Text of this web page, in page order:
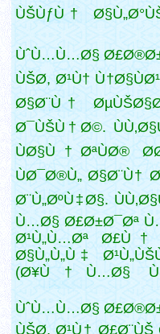
ÙŠÙƒÙ†
ÙˆÙ…Ù…Ø§
ÙŠØ­, Ø¹Ù†
Ø§Ø¨Ù†
Ø¯ÙŠÙ†Ø©.
ÙØ§Ù†ØªÙØ®
ÙØ¯Ø®Ù„ Ø§Ø¨Ù†
Ø¨Ù„ØºÙ‡Ø§.
Ù…Ø§ Ø£Ø±Ø¯Øª
Ø¹Ù„Ù…Øª Ø£Ù†
Ø§Ù„Ù„Ù‡
(Ø¥Ù†Ù…Ø§
ÙˆÙ…Ù…Ø§
ÙŠØ­, Ø¹Ù†